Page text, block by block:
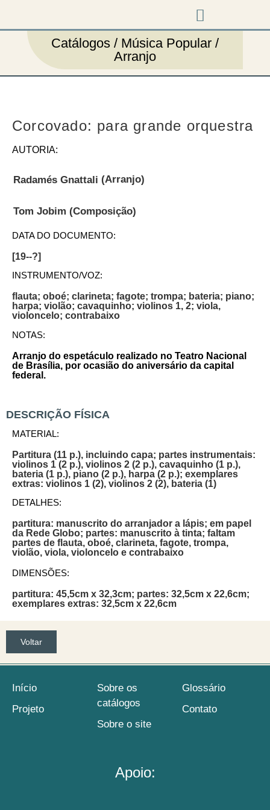
Catálogos / Música Popular /
Arranjo
Corcovado: para grande orquestra
AUTORIA:
Radamés Gnattali (Arranjo)
Tom Jobim (Composição)
DATA DO DOCUMENTO:
[19--?]
INSTRUMENTO/VOZ:
flauta; oboé; clarineta; fagote; trompa; bateria; piano;
harpa; violão; cavaquinho; violinos 1, 2; viola,
violoncelo; contrabaixo
NOTAS:
Arranjo do espetáculo realizado no Teatro Nacional
de Brasília, por ocasião do aniversário da capital
federal.
DESCRIÇÃO FÍSICA
MATERIAL:
Partitura (11 p.), incluindo capa; partes instrumentais:
violinos 1 (2 p.), violinos 2 (2 p.), cavaquinho (1 p.),
bateria (1 p.), piano (2 p.), harpa (2 p.); exemplares
extras: violinos 1 (2), violinos 2 (2), bateria (1)
DETALHES:
partitura: manuscrito do arranjador a lápis; em papel
da Rede Globo; partes: manuscrito à tinta; faltam
partes de flauta, oboé, clarineta, fagote, trompa,
violão, viola, violoncelo e contrabaixo
DIMENSÕES:
partitura: 45,5cm x 32,3cm; partes: 32,5cm x 22,6cm;
exemplares extras: 32,5cm x 22,6cm
Voltar
Início
Projeto
Sobre os
catálogos
Sobre o site
Glossário
Contato
Apoio: